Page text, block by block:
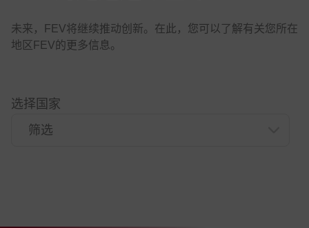
未来，FEV将继续推动创新。在此，您可以了解有关您所在
地区FEV的更多信息。
选择国家